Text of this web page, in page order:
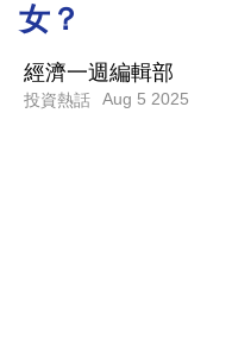
職
女？
經濟一週編輯部
投資熱話 Aug 5 2025